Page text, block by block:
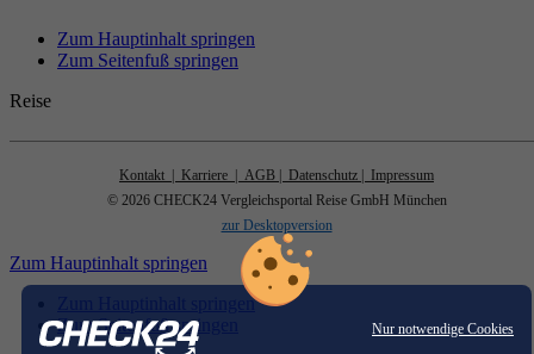
Nur notwendige Cookies
Zum Hauptinhalt springen
Zum Seitenfuß springen
Reise
Kontakt | Karriere | AGB | Datenschutz
| Impressum
© 2026 CHECK24 Vergleichsportal Reise GmbH München
zur Desktopversion
Zum Hauptinhalt springen
Zum Hauptinhalt springen
Zum Seitenfuß springen